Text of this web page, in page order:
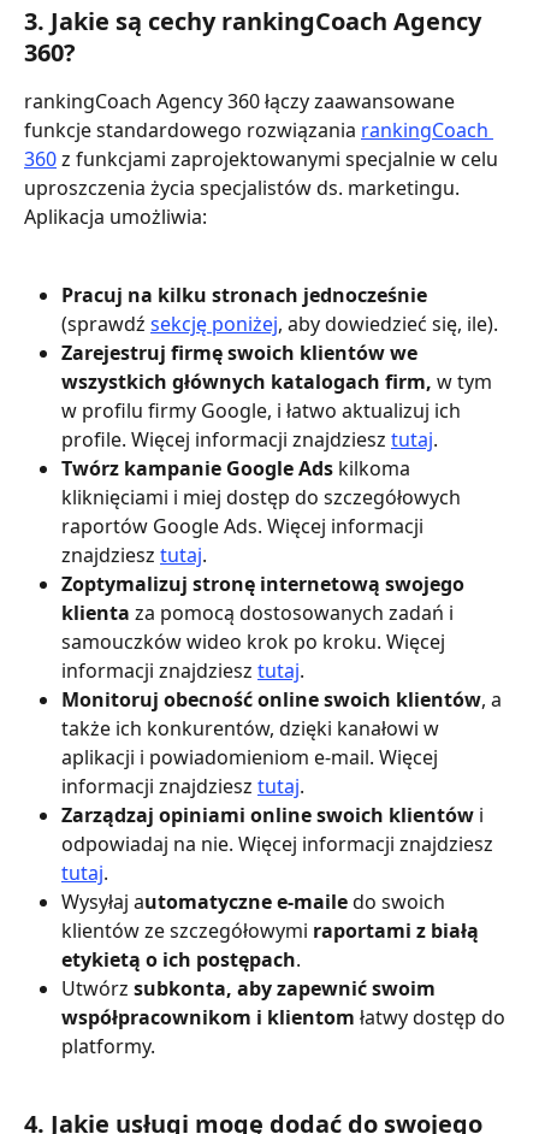
3. Jakie są cechy rankingCoach Agency
360?
rankingCoach Agency 360 łączy zaawansowane
funkcje standardowego rozwiązania rankingCoach
360 z funkcjami zaprojektowanymi specjalnie w celu
uproszczenia życia specjalistów ds. marketingu.
Aplikacja umożliwia:
Pracuj na kilku stronach jednocześnie
(sprawdź sekcję poniżej, aby dowiedzieć się, ile).
Zarejestruj firmę swoich klientów we
wszystkich głównych katalogach firm, w tym
w profilu firmy Google, i łatwo aktualizuj ich
profile. Więcej informacji znajdziesz tutaj.
Twórz kampanie Google Ads kilkoma
kliknięciami i miej dostęp do szczegółowych
raportów Google Ads. Więcej informacji
znajdziesz tutaj.
Zoptymalizuj stronę internetową swojego
klienta za pomocą dostosowanych zadań i
samouczków wideo krok po kroku. Więcej
informacji znajdziesz tutaj.
Monitoruj obecność online swoich klientów, a
także ich konkurentów, dzięki kanałowi w
aplikacji i powiadomieniom e-mail. Więcej
informacji znajdziesz tutaj.
Zarządzaj opiniami online swoich klientów i
odpowiadaj na nie. Więcej informacji znajdziesz
tutaj.
Wysyłaj automatyczne e-maile do swoich
klientów ze szczegółowymi raportami z białą
etykietą o ich postępach.
Utwórz subkonta, aby zapewnić swoim
współpracownikom i klientom łatwy dostęp do
platformy.
4. Jakie usługi mogę dodać do swojego